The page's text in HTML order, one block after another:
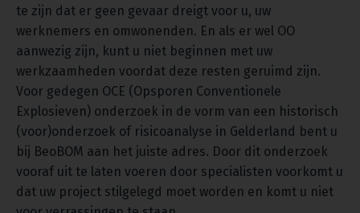
te zijn dat er geen gevaar dreigt voor u, uw
werknemers en omwonenden. En als er wel OO
aanwezig zijn, kunt u niet beginnen met uw
werkzaamheden voordat deze resten geruimd zijn.
Voor gedegen OCE (Opsporen Conventionele
Explosieven) onderzoek in de vorm van een historisch
(voor)onderzoek of risicoanalyse in Gelderland bent u
bij BeoBOM aan het juiste adres. Door dit onderzoek
vooraf uit te laten voeren door specialisten voorkomt u
dat uw project stilgelegd moet worden en komt u niet